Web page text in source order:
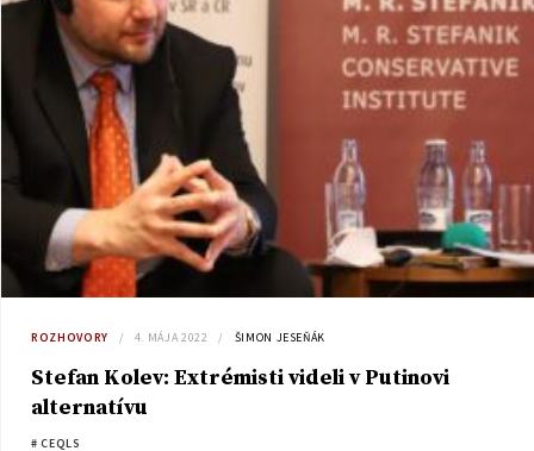
ROZHOVORY 4. MÁJA 2022 ŠIMON JESEŇÁK
Stefan Kolev: Extrémisti videli v Putinovi
alternatívu
# CEQLS